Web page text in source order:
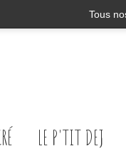
Tous
LE P'TIT DEJ